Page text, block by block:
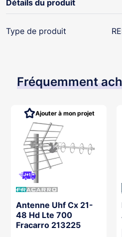
Détails du produit
Type de produit
Fréquemment
Antenne Uhf Cx 21-
48 Hd Lte 700
Fracarro 213225
Ajouter à mon projet